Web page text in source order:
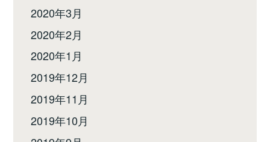
2020年3月
2020年2月
2020年1月
2019年12月
2019年11月
2019年10月